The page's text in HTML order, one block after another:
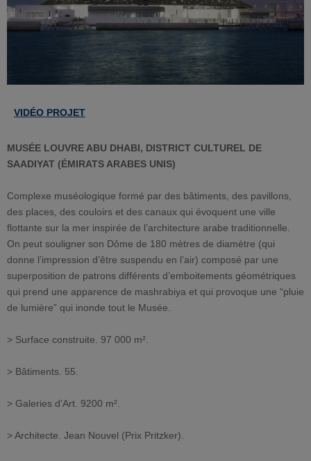
VIDÉO PROJET
MUSÉE LOUVRE ABU DHABI, DISTRICT CULTUREL DE
SAADIYAT (ÉMIRATS ARABES UNIS)
Complexe muséologique formé par des bâtiments, des pavillons,
des places, des couloirs et des canaux qui évoquent une ville
flottante sur la mer inspirée de l’architecture arabe traditionnelle.
On peut souligner son Dôme de 180 mètres de diamètre (qui
donne l’impression d’être suspendu en l’air) composé par une
superposition de patrons différents d’emboitements géométriques
qui prend une apparence de mashrabiya et qui provoque une “pluie
de lumière” qui inonde tout le Musée.
> Surface construite. 97 000 m².
> Bâtiments. 55.
> Galeries d'Art. 9200 m².
> Architecte. Jean Nouvel (Prix Pritzker).